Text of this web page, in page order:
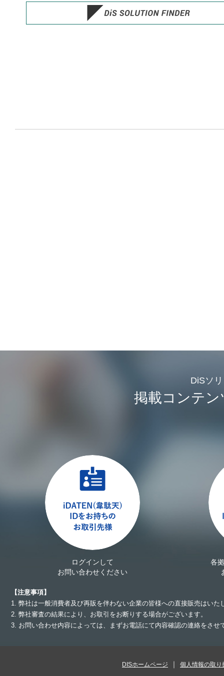
DiSソ
掲載コンテ
ログインして
お問い合わせください
各
【注意事項】
1. 弊社は一般消費者及び再販を伴わない企業の皆様への直接販売はいた
2. 弊社審査の結果により、お取引をお断りする場合がございます。
3. お問い合わせ内容によっては、まずお電話にて内容確認の連絡をさ
DISホームページ 個人情報の取り